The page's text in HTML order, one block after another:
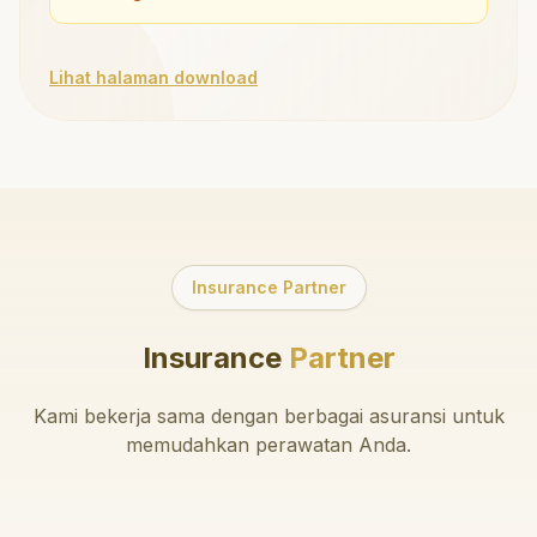
Lihat halaman download
Insurance Partner
InsurancePartner
Kami bekerja sama dengan berbagai asuransi untuk
memudahkan perawatan Anda.